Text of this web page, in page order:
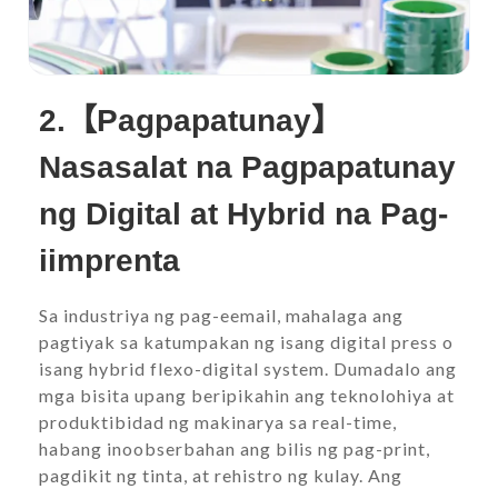
2.【Pagpapatunay】
Nasasalat na Pagpapatunay
ng Digital at Hybrid na Pag-
iimprenta
Sa industriya ng pag-eemail, mahalaga ang
pagtiyak sa katumpakan ng isang digital press o
isang hybrid flexo-digital system. Dumadalo ang
mga bisita upang beripikahin ang teknolohiya at
produktibidad ng makinarya sa real-time,
habang inoobserbahan ang bilis ng pag-print,
pagdikit ng tinta, at rehistro ng kulay. Ang